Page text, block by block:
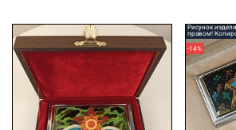
Рисунок
правом!
-14%